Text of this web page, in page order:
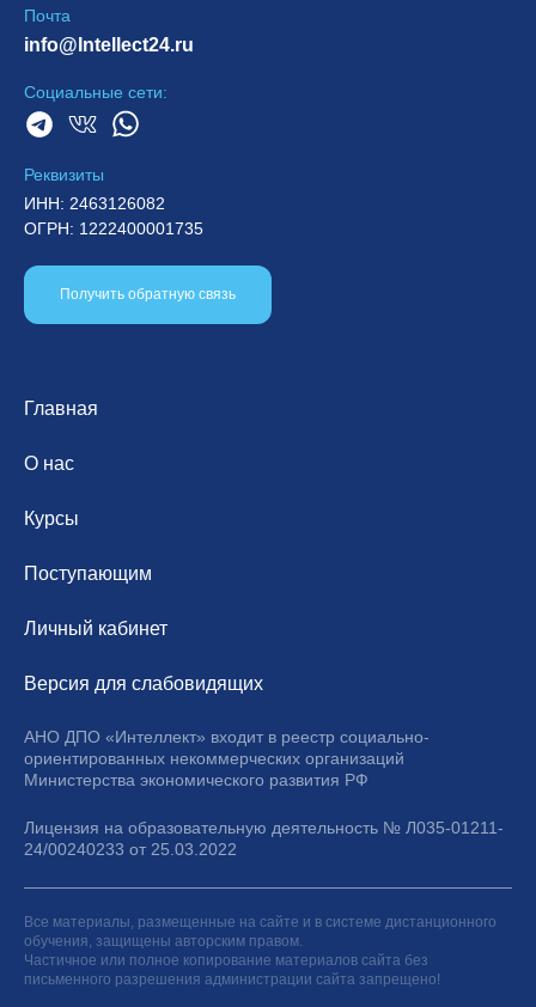
Почта
info@Intellect24.ru
Социальные сети:
Реквизиты
ИНН: 2463126082
ОГРН: 1222400001735
Получить обратную связь
Главная
О нас
Курсы
Поступающим
Личный кабинет
Версия для слабовидящих
АНО ДПО «Интеллект» входит в реестр социально-
ориентированных некоммерческих организаций
Министерства экономического развития РФ
Лицензия на образовательную деятельность № Л035-01211-
24/00240233 от 25.03.2022
Все материалы, размещенные на сайте и в системе дистанционного
обучения, защищены авторским правом.
Частичное или полное копирование материалов сайта без
письменного разрешения администрации сайта запрещено!